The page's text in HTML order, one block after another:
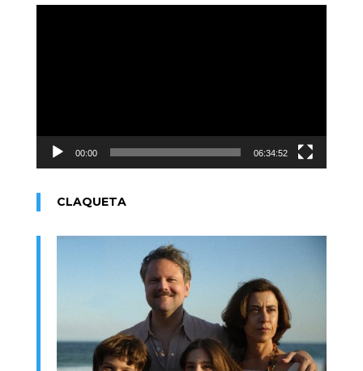
00:00 06:34:52
CLAQUETA